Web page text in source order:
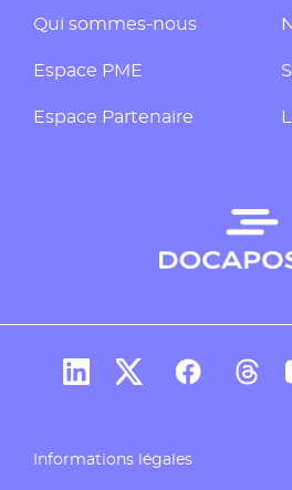
Qui sommes-nous
Espace PME
Espace Partenaire
Compte Linkedin de
Compte X de
Compte
Informations légales